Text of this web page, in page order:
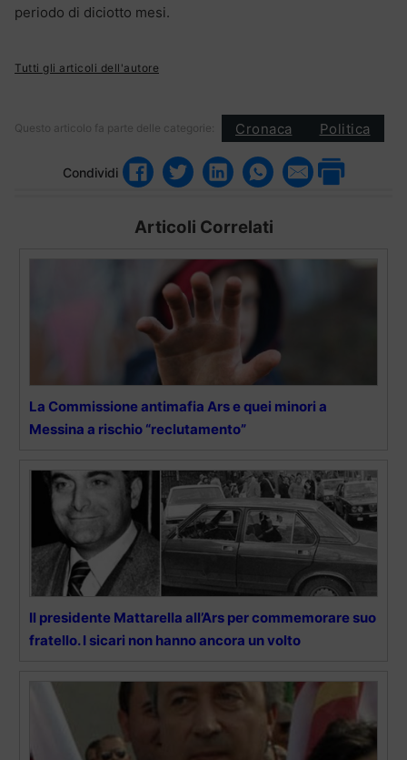
periodo di diciotto mesi.
Tutti gli articoli dell'autore
Questo articolo fa parte delle categorie: Cronaca Politica
Condividi
Articoli Correlati
La Commissione antimafia Ars e quei minori a
Messina a rischio “reclutamento”
Il presidente Mattarella all’Ars per commemorare suo
fratello. I sicari non hanno ancora un volto